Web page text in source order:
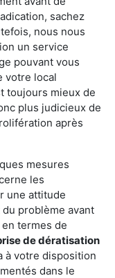
sachez
nous nous
un service
pouvant vous
votre local
toujours mieux de
plus judicieux de
après
mesures
les
une attitude
problème avant
termes de
de dératisation
à votre disposition
dans le